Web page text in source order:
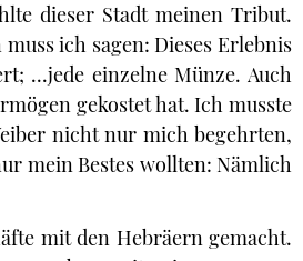
dieser Stadt meinen Tribut.
ich sagen: Dieses Erlebnis
...jede einzelne Münze. Auch
gekostet hat. Ich musste
nicht nur mich begehrten,
mein Bestes wollten: Nämlich
mit den Hebräern gemacht.